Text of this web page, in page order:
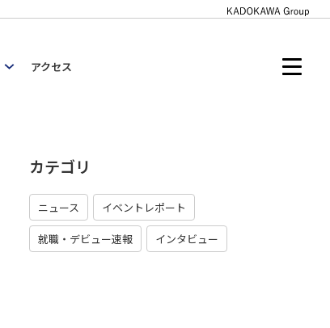
アクセス
カテゴリ
ニュース イベントレポート
就職・デビュー速報 インタビュー